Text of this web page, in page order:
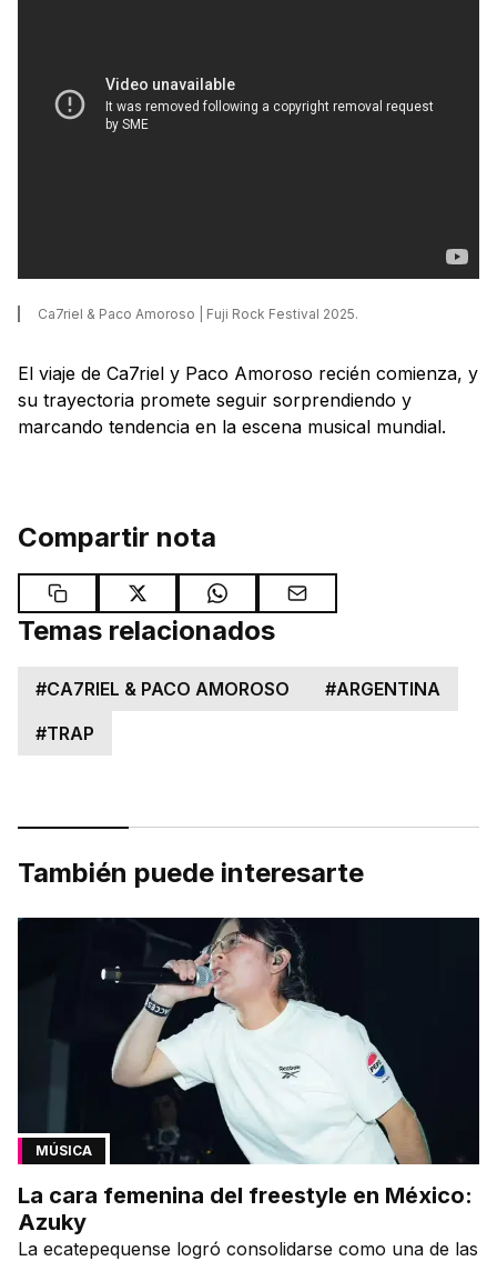
Ca7riel & Paco Amoroso | Fuji Rock Festival 2025.
El viaje de Ca7riel y Paco Amoroso recién comienza, y
su trayectoria promete seguir sorprendiendo y
marcando tendencia en la escena musical mundial.
Compartir nota
Temas relacionados
#CA7RIEL & PACO AMOROSO #ARGENTINA
#TRAP
También puede interesarte
MÚSICA
La cara femenina del freestyle en México:
Azuky
La ecatepequense logró consolidarse como una de las